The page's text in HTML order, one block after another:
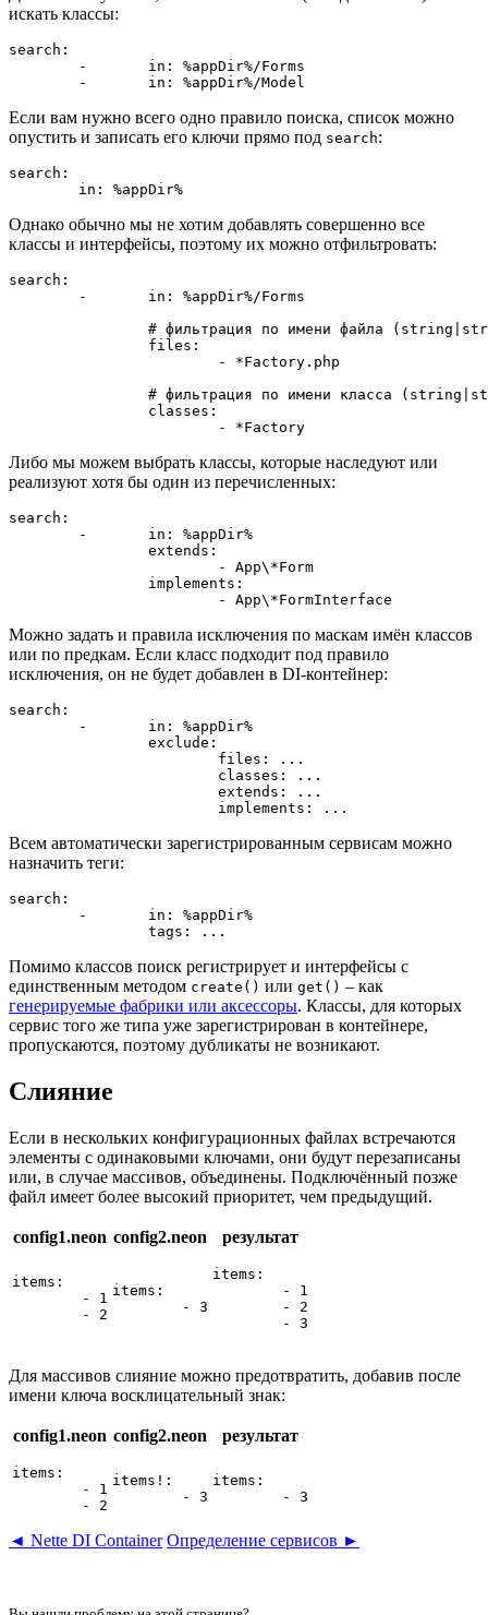
искать классы:
search:
Если вам нужно всего одно правило поиска, список можно
опустить и записать его ключи прямо под search:
search:
Однако обычно мы не хотим добавлять совершенно все
классы и интерфейсы, поэтому их можно отфильтровать:
search:
Либо мы можем выбрать классы, которые наследуют или
реализуют хотя бы один из перечисленных:
search:
Можно задать и правила исключения по маскам имён классов
или по предкам. Если класс подходит под правило
исключения, он не будет добавлен в DI-контейнер:
search:
Всем автоматически зарегистрированным сервисам можно
назначить теги:
search:
Помимо классов поиск регистрирует и интерфейсы с
единственным методом create() или get() – как
генерируемые фабрики или аксессоры. Классы, для которых
сервис того же типа уже зарегистрирован в контейнере,
пропускаются, поэтому дубликаты не возникают.
Слияние
Если в нескольких конфигурационных файлах встречаются
элементы с одинаковыми ключами, они будут перезаписаны
или, в случае массивов, объединены. Подключённый позже
файл имеет более высокий приоритет, чем предыдущий.
config1.neon config2.neon результат
items:
items:
items:
Для массивов слияние можно предотвратить, добавив после
имени ключа восклицательный знак:
config1.neon config2.neon результат
items:
items!:
items:
◄ Nette DI Container Определение сервисов ►